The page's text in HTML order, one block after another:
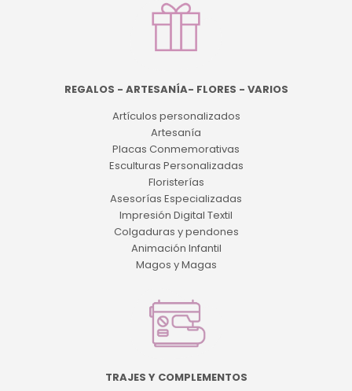
REGALOS - ARTESANÍA- FLORES - VARIOS
Artículos personalizados
Artesanía
Placas Conmemorativas
Esculturas Personalizadas
Floristerías
Asesorías Especializadas
Impresión Digital Textil
Colgaduras y pendones
Animación Infantil
Magos y Magas
TRAJES Y COMPLEMENTOS